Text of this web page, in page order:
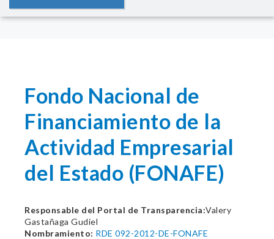
Fondo Nacional de
Financiamiento de la
Actividad Empresarial
del Estado (FONAFE)
Responsable del Portal de Transparencia:Valery
Gastañaga Gudiel
Nombramiento: RDE 092-2012-DE-FONAFE